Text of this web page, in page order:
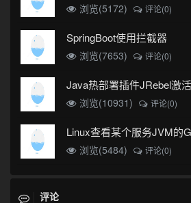
浏览(5172) 评论(0)
SpringBoot使用拦截器
浏览(7653) 评论(0)
Java热部署插件JRebel激
浏览(10931) 评论(0)
浏览(5484)
评论(0)
评论